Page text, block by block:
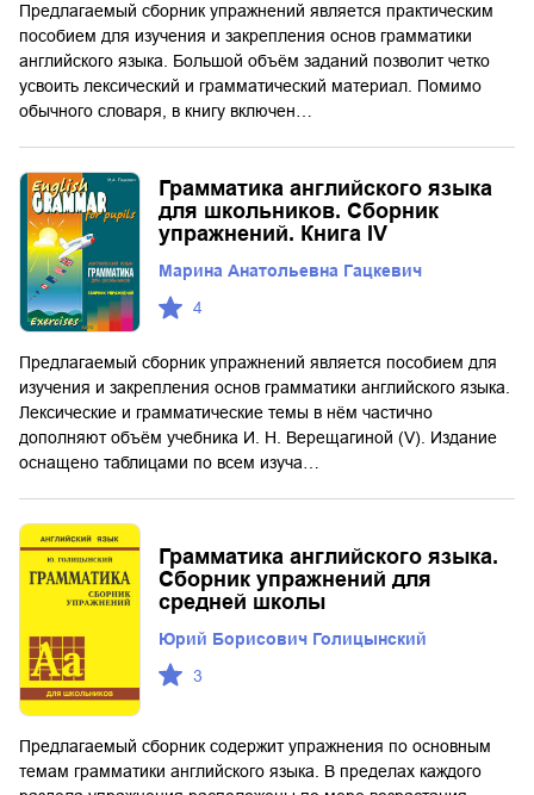
Предлагаемый сборник упражнений является практическим
пособием для изучения и закрепления основ грамматики
английского языка. Большой объём заданий позволит четко
усвоить лексический и грамматический материал. Помимо
обычного словаря, в книгу включен…
Грамматика английского языка
для школьников. Сборник
упражнений. Книга IV
Марина Анатольевна Гацкевич
4
Предлагаемый сборник упражнений является пособием для
изучения и закрепления основ грамматики английского языка.
Лексические и грамматические темы в нём частично
дополняют объём учебника И. Н. Верещагиной (V). Издание
оснащено таблицами по всем изуча…
Грамматика английского языка.
Сборник упражнений для
средней школы
Юрий Борисович Голицынский
3
Предлагаемый сборник содержит упражнения по основным
темам грамматики английского языка. В пределах каждого